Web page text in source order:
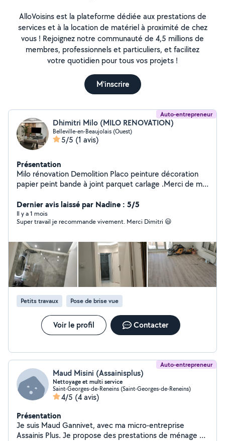
AlloVoisins est la plateforme dédiée aux prestations de
services et à la location de matériel à proximité de chez
vous ! Rejoignez notre communauté de 4,5 millions de
membres, professionnels et particuliers, et facilitez
votre quotidien pour tous vos projets !
M'inscrire
Auto-entrepreneur
Dhimitri Milo (MILO RENOVATION)
Belleville-en-Beaujolais (Ouest)
5/5 (1 avis)
Présentation
Milo rénovation Demolition Placo peinture décoration
papier peint bande à joint parquet carlage .Merci de me
Dernier avis laissé par Nadine : 5/5
Il y a 1 mois
Super travail je recommande vivement. Merci Dimitri 😃
Petits travaux Pose de brise vue
Voir le profil Contacter
Auto-entrepreneur
Maud Misini (Assainisplus)
Nettoyage et multi service
Saint-Georges-de-Reneins (Saint-Georges-de-Reneins)
4/5 (4 avis)
Présentation
Je suis Maud Gannivet, avec ma micro-entreprise
Assainis Plus. Je propose des prestations de ménage à